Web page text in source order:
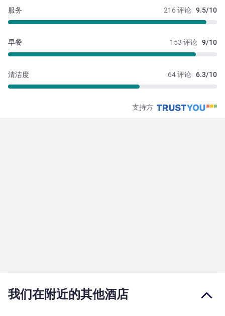
216 评论 9.5/10
服务
153 评论 9/10
早餐
64 评论 6.3/10
清洁度
支持方
我们在附近的其他酒店